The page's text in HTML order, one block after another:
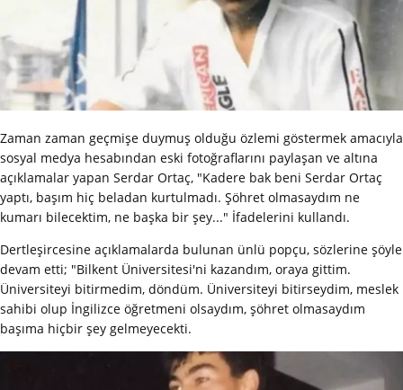
Zaman zaman geçmişe duymuş olduğu özlemi göstermek amacıyla
sosyal medya hesabından eski fotoğraflarını paylaşan ve altına
açıklamalar yapan Serdar Ortaç, "Kadere bak beni Serdar Ortaç
yaptı, başım hiç beladan kurtulmadı. Şöhret olmasaydım ne
kumarı bilecektim, ne başka bir şey..." İfadelerini kullandı.
Dertleşircesine açıklamalarda bulunan ünlü popçu, sözlerine şöyle
devam etti; "Bilkent Üniversitesi'ni kazandım, oraya gittim.
Üniversiteyi bitirmedim, döndüm. Üniversiteyi bitirseydim, meslek
sahibi olup İngilizce öğretmeni olsaydım, şöhret olmasaydım
başıma hiçbir şey gelmeyecekti.